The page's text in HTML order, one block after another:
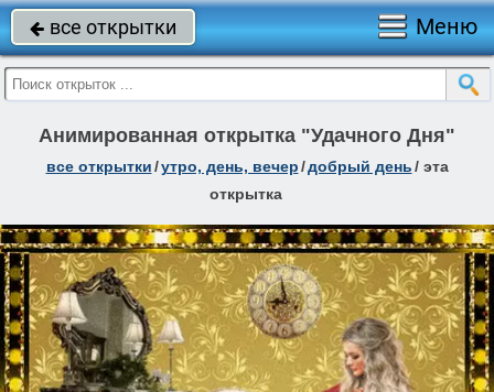
 все открытки Меню
Анимированная открытка "Удачного Дня"
все открытки/утро, день, вечер/добрый день/ эта
открытка